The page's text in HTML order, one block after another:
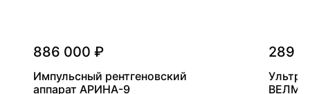
886 000 ₽
Импульсный рентгеновский
аппарат АРИНА-9
289